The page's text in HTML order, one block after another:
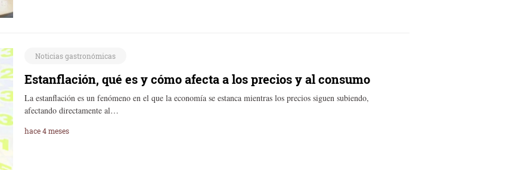
Noticias gastronómicas
Estanflación, qué es y cómo afecta a los precios y al consumo
La estanflación es un fenómeno en el que la economía se estanca mientras los precios siguen subiendo,
afectando directamente al…
hace 4 meses